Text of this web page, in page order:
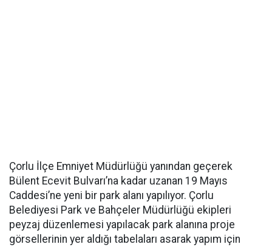
Çorlu İlçe Emniyet Müdürlüğü yanından geçerek
Bülent Ecevit Bulvarı’na kadar uzanan 19 Mayıs
Caddesi’ne yeni bir park alanı yapılıyor. Çorlu
Belediyesi Park ve Bahçeler Müdürlüğü ekipleri
peyzaj düzenlemesi yapılacak park alanına proje
görsellerinin yer aldığı tabelaları asarak yapım için